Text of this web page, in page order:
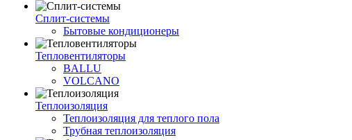
Сплит-системы
Бытовые кондиционеры
Тепловентиляторы
BALLU
VOLCANO
Теплоизоляция
Теплоизоляция для теплого пола
Трубная теплоизоляция